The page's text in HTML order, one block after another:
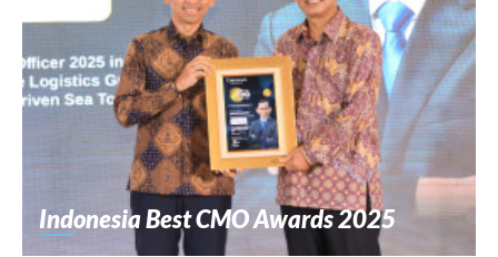
Indonesia Best CMO Awards 2025